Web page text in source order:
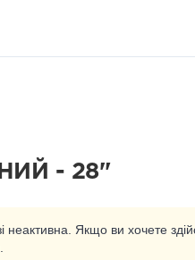
- 28"
Якщо ви хочете